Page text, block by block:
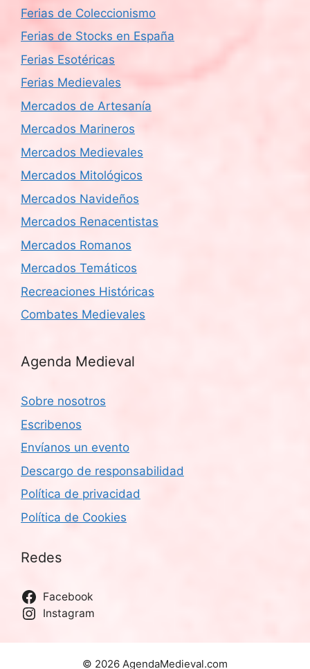
Ferias de Coleccionismo
Ferias de Stocks en España
Ferias Esotéricas
Ferias Medievales
Mercados de Artesanía
Mercados Marineros
Mercados Medievales
Mercados Mitológicos
Mercados Navideños
Mercados Renacentistas
Mercados Romanos
Mercados Temáticos
Recreaciones Históricas
Combates Medievales
Agenda Medieval
Sobre nosotros
Escribenos
Envíanos un evento
Descargo de responsabilidad
Política de privacidad
Política de Cookies
Redes
Facebook
Instagram
© 2026 AgendaMedieval.com